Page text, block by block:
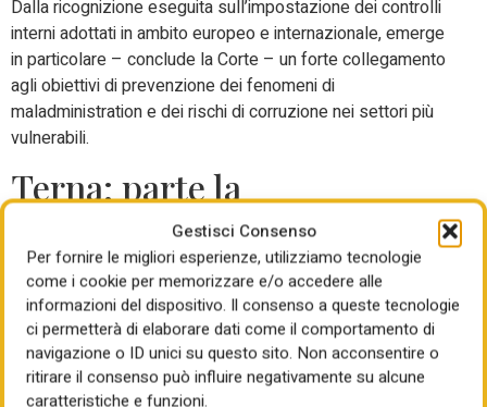
Gestisci Consenso
Per fornire le migliori esperienze, utilizziamo tecnologie
come i cookie per memorizzare e/o accedere alle
informazioni del dispositivo. Il consenso a queste tecnologie
ci permetterà di elaborare dati come il comportamento di
navigazione o ID unici su questo sito. Non acconsentire o
ritirare il consenso può influire negativamente su alcune
caratteristiche e funzioni.
Dalla ricognizione eseguita sull’impostazione dei controlli
interni adottati in ambito europeo e internazionale, emerge
in particolare – conclude la Corte – un forte collegamento
agli obiettivi di prevenzione dei fenomeni di
maladministration e dei rischi di corruzione nei settori più
vulnerabili.
Terna: parte la
consultazione pubblica sul
nuovo collegamento
elettrico Milano-Montalto
Terna, la società guidata da Giuseppina Di Foggia che
gestisce la rete elettrica di trasmissione nazionale, avvia la